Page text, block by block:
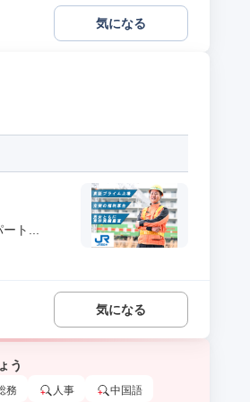
気になる
ト...
気になる
う
務 人事 中国語